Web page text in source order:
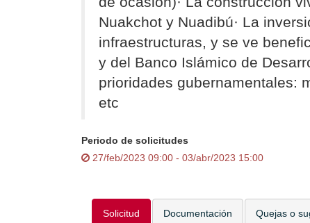
Nuakchot y Nuadibú· La
infraestructuras, y se ve
y del Banco Islámico de
prioridades gubernamentales:
etc
Periodo de solicitudes
27/feb/2023 09:00 - 03/abr/2023 15:00
Solicitud Documentación Quejas o